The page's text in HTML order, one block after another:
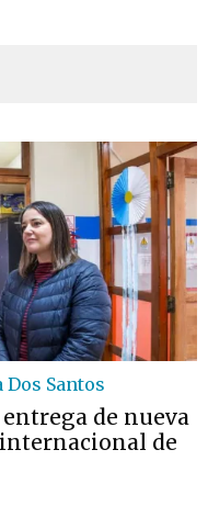
Santos
de nueva
de